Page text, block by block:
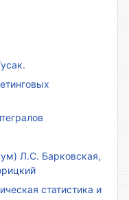
Л.С. Барковская,
статистика и